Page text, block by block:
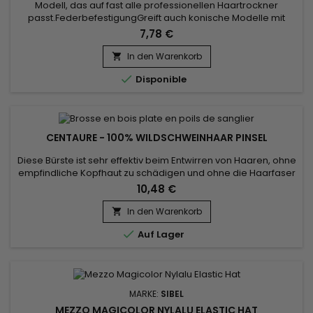
Modell, das auf fast alle professionellen Haartrockner
passt.FederbefestigungGreift auch konische Modelle mit
Gummibremsen.Der maximale Durchmesser Ihres
Haartrockners sollte 50 mm betragenLieferung mit
zusätzlicher Spitze mit einem Durchmesser von 47 mm
7,78 €
 In den Warenkorb
 Disponible
CENTAURE - 100% WILDSCHWEINHAAR PINSEL
Diese Bürste ist sehr effektiv beim Entwirren von Haaren, ohne
empfindliche Kopfhaut zu schädigen und ohne die Haarfaser
zu beschädigen.&nbsp; Mit seinem ergonomischen Griff wird
er besonders zum sanften Entwirren von Kinderhaaren
geschätzt.&nbsp; Die Centaure-Bürste ist von
ausgezeichneter Qualität und sorgt dafür, dass Ihr Haar nicht
„elektrisiert“...
10,48 €
 In den Warenkorb
 Auf Lager
MARKE: SIBEL
MEZZO MAGICOLOR NYLALU ELASTIC HAT